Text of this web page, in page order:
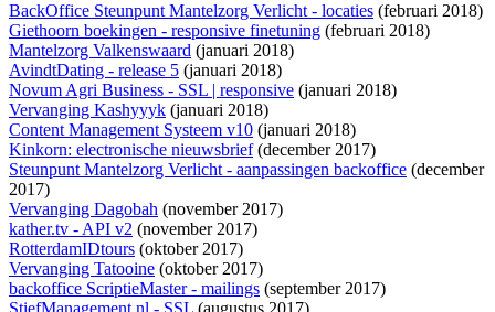
BackOffice Steunpunt Mantelzorg Verlicht - locaties (februari 2018)
Giethoorn boekingen - responsive finetuning (februari 2018)
Mantelzorg Valkenswaard (januari 2018)
AvindtDating - release 5 (januari 2018)
Novum Agri Business - SSL | responsive (januari 2018)
Vervanging Kashyyyk (januari 2018)
Content Management Systeem v10 (januari 2018)
Kinkorn: electronische nieuwsbrief(december 2017)
Steunpunt Mantelzorg Verlicht - aanpassingen backoffice (december
2017)
Vervanging Dagobah (november 2017)
kather.tv - API v2 (november 2017)
RotterdamIDtours (oktober 2017)
Vervanging Tatooine (oktober 2017)
backoffice ScriptieMaster - mailings (september 2017)